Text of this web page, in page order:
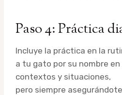
Paso 4: Práctica
Incluye la práctica en la
a tu gato por su nombre
contextos y situaciones,
pero siempre